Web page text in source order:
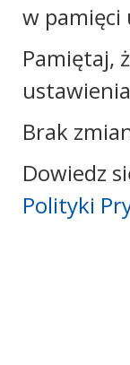
Polityka prywatności
w pamięci
Pamiętaj,
Brak
Dowiedz
Polityki